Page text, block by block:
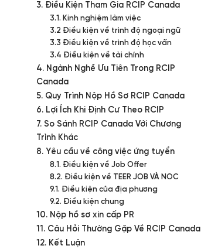
3. Điều Kiện Tham Gia RCIP Canada
3.1. Kinh nghiệm làm việc
3.2 Điều kiện về trình độ ngoại ngữ
3.3 Điều kiện về trình độ học vấn
3.4 Điều kiện về tài chính
4. Ngành Nghề Ưu Tiên Trong RCIP
Canada
5. Quy Trình Nộp Hồ Sơ RCIP Canada
6. Lợi Ích Khi Định Cư Theo RCIP
7. So Sánh RCIP Canada Với Chương
Trình Khác
8. Yêu cầu về công việc ứng tuyển
8.1. Điều kiện về Job Offer
8.2. Điều kiện về TEER JOB VÀ NOC
9.1. Điều kiện của địa phương
9.2. Điều kiện chung
10. Nộp hồ sơ xin cấp PR
11. Câu Hỏi Thường Gặp Về RCIP Canada
12. Kết Luận